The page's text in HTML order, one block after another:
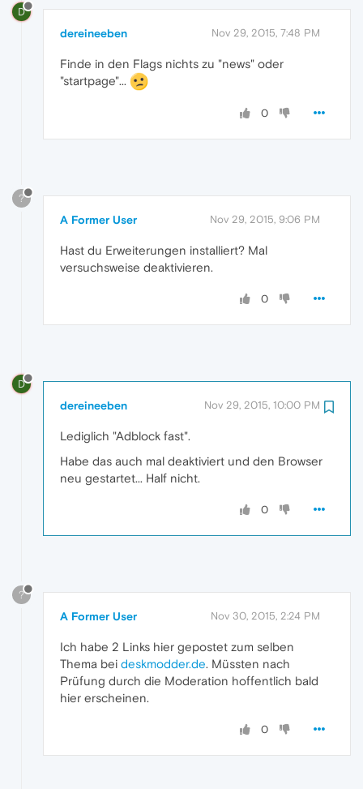
D
dereineeben Nov 29, 2015, 7:48 PM
Finde in den Flags nichts zu "news" oder
"startpage"...
0
?
A Former User Nov 29, 2015, 9:06 PM
Hast du Erweiterungen installiert? Mal
versuchsweise deaktivieren.
0
D
dereineeben Nov 29, 2015, 10:00 PM
Lediglich "Adblock fast".
Habe das auch mal deaktiviert und den Browser
neu gestartet... Half nicht.
0
?
A Former User Nov 30, 2015, 2:24 PM
Ich habe 2 Links hier gepostet zum selben
Thema bei deskmodder.de. Müssten nach
Prüfung durch die Moderation hoffentlich bald
hier erscheinen.
0